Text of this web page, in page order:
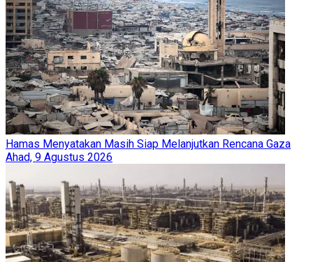
Hamas Menyatakan Masih Siap Melanjutkan Rencana Gaza
Ahad, 9 Agustus 2026